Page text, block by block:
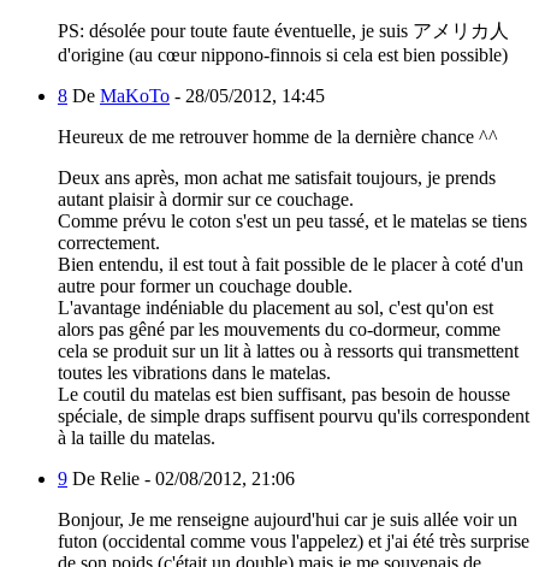
PS: désolée pour toute faute éventuelle, je suis アメリカ人
d'origine (au cœur nippono-finnois si cela est bien possible)
8 De MaKoTo - 28/05/2012, 14:45
Heureux de me retrouver homme de la dernière chance ^^
Deux ans après, mon achat me satisfait toujours, je prends
autant plaisir à dormir sur ce couchage.
Comme prévu le coton s'est un peu tassé, et le matelas se tiens
correctement.
Bien entendu, il est tout à fait possible de le placer à coté d'un
autre pour former un couchage double.
L'avantage indéniable du placement au sol, c'est qu'on est
alors pas gêné par les mouvements du co-dormeur, comme
cela se produit sur un lit à lattes ou à ressorts qui transmettent
toutes les vibrations dans le matelas.
Le coutil du matelas est bien suffisant, pas besoin de housse
spéciale, de simple draps suffisent pourvu qu'ils correspondent
à la taille du matelas.
9 De Relie - 02/08/2012, 21:06
Bonjour, Je me renseigne aujourd'hui car je suis allée voir un
futon (occidental comme vous l'appelez) et j'ai été très surprise
de son poids (c'était un double) mais je me souvenais de